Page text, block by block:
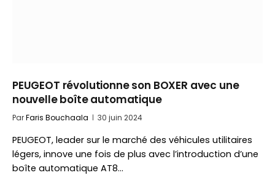
PEUGEOT révolutionne son BOXER avec une
nouvelle boîte automatique
ParFaris Bouchaala 30 juin 2024
PEUGEOT, leader sur le marché des véhicules utilitaires
légers, innove une fois de plus avec l’introduction d’une
boîte automatique AT8…